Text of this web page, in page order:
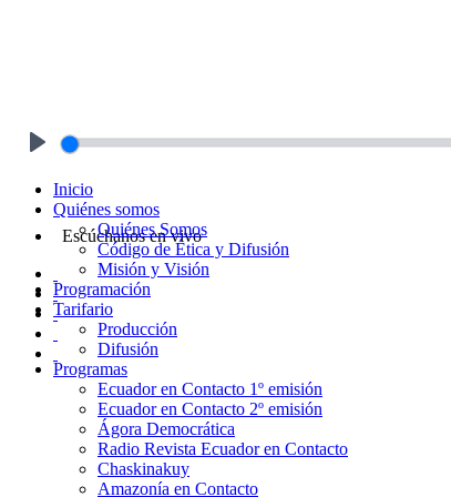
Escúchanos en vivo
Inicio
Quiénes somos
Quiénes Somos
Código de Ética y Difusión
Misión y Visión
Programación
Tarifario
Producción
Difusión
Programas
Ecuador en Contacto 1º emisión
Ecuador en Contacto 2º emisión
Ágora Democrática
Radio Revista Ecuador en Contacto
Chaskinakuy
Amazonía en Contacto